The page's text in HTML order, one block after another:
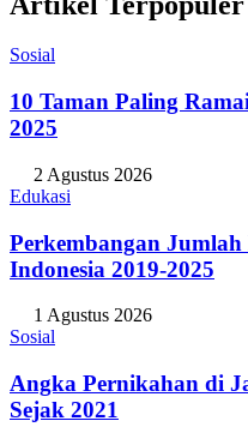
Sosial
10 Taman Paling
2025
2 Agustus 2026
Edukasi
Perkembangan
Indonesia 2019-2025
1 Agustus 2026
Sosial
Angka Pernikahan di
Sejak 2021